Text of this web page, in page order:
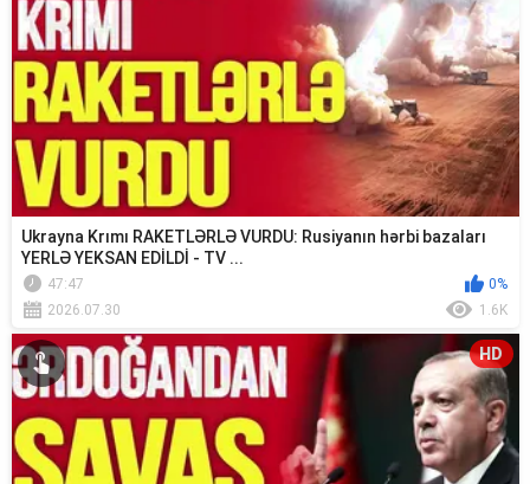
Ukrayna Krımı RAKETLƏRLƏ VURDU: Rusiyanın hərbi bazaları
YERLƏ YEKSAN EDİLDİ - TV ...
47:47
0%
2026.07.30
1.6K
HD